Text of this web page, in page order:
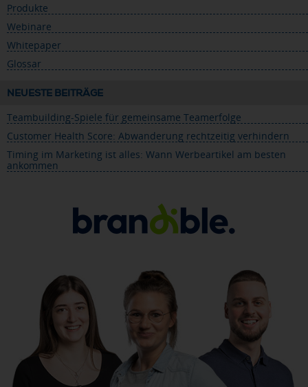
Produkte
Webinare
Whitepaper
Glossar
NEUESTE BEITRÄGE
Teambuilding-Spiele für gemeinsame Teamerfolge
Customer Health Score: Abwanderung rechtzeitig verhindern
Timing im Marketing ist alles: Wann Werbeartikel am besten
ankommen